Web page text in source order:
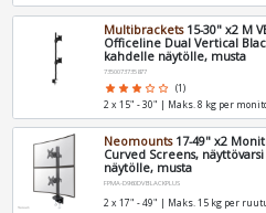
Multibrackets15-30" x2 M
Officeline Dual Vertical
kahdelle näytölle, musta
7350073735877
star star star star_border star_border (1)
2 x 15" - 30" | Maks. 8 kg per
Neomounts17-49" x2
Curved Screens,
näytölle, musta
FPMA-D960DVBLACKPLUS
2 x 17" - 49" | Maks. 15 kg per